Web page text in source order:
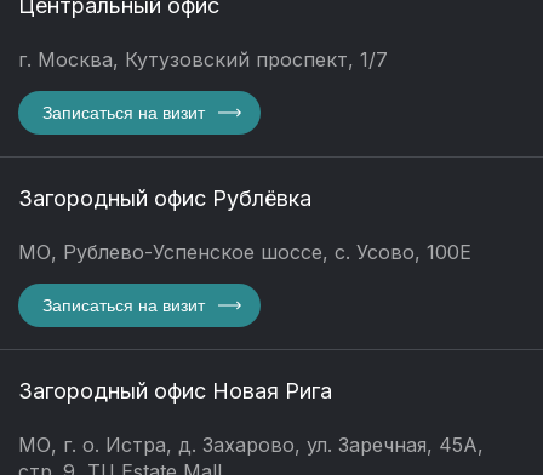
г. Москва, Кутузовский проспект, 1/7
Записаться на визит
Загородный офис Рублёвка
МО, Рублево-Успенское шоссе, с. Усово, 100Е
Записаться на визит
Загородный офис Новая Рига
МО, г. о. Истра, д. Захарово, ул. Заречная, 45А,